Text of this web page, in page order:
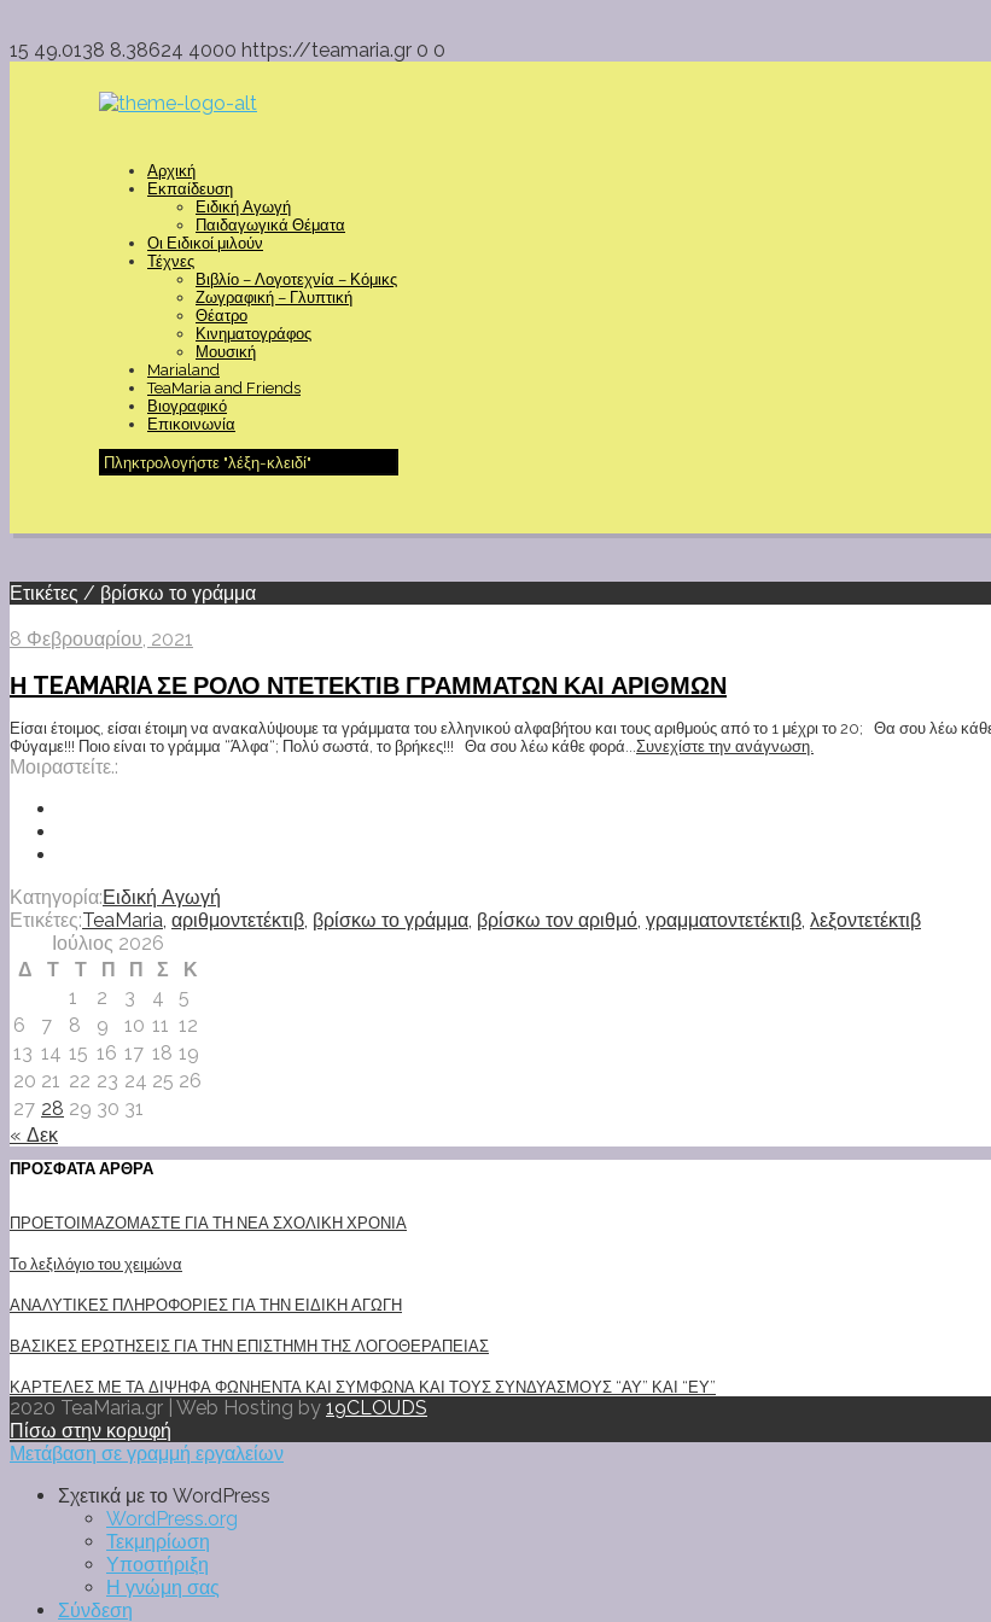
15 49.0138 8.38624 4000 https://teamaria.gr 0 0
Αρχική
Εκπαίδευση
Ειδική Αγωγή
Παιδαγωγικά Θέματα
Οι Ειδικοί μιλούν
Τέχνες
Βιβλίο – Λογοτεχνία – Κόμικς
Ζωγραφική – Γλυπτική
Θέατρο
Κινηματογράφος
Μουσική
Marialand
TeaMaria and Friends
Βιογραφικό
Επικοινωνία
Ετικέτες / βρίσκω το γράμμα
8 Φεβρουαρίου, 2021
Η TEAMARIA ΣΕ ΡΟΛΟ ΝΤΕΤΕΚΤΙΒ ΓΡΑΜΜΑΤΩΝ ΚΑΙ ΑΡΙΘΜΩΝ
Είσαι έτοιμος, είσαι έτοιμη να ανακαλύψουμε τα γράμματα του ελληνικού αλφαβήτου και τους αριθμούς από το 1 μέχρι το 20; Θα σου λέω
Φύγαμε!!! Ποιο είναι το γράμμα “Άλφα“; Πολύ σωστά, το βρήκες!!! Θα σου λέω κάθε φορά...Συνεχίστε την ανάγνωση.
Μοιραστείτε.:
Κατηγορία:Ειδική Αγωγή
Ετικέτες:TeaMaria, αριθμοντετέκτιβ, βρίσκω το γράμμα, βρίσκω τον αριθμό, γραμματοντετέκτιβ, λεξοντετέκτιβ
Ιούλιος 2026
Δ
Τ Τ Π Π Σ
Κ
1
2 3 4
5
6
7 8 9 10 11 12
13 14 15 16 17 18 19
20 21 22 23 24 25 26
27 28 29 30 31
« Δεκ
ΠΡΟΣΦΑΤΑ ΑΡΘΡΑ
ΠΡΟΕΤΟΙΜΑΖΟΜΑΣΤΕ ΓΙΑ ΤΗ ΝΕΑ ΣΧΟΛΙΚΗ ΧΡΟΝΙΑ
Το λεξιλόγιο του χειμώνα
ΑΝΑΛΥΤΙΚΕΣ ΠΛΗΡΟΦΟΡΙΕΣ ΓΙΑ ΤΗΝ ΕΙΔΙΚΗ ΑΓΩΓΗ
ΒΑΣΙΚΕΣ ΕΡΩΤΗΣΕΙΣ ΓΙΑ ΤΗΝ ΕΠΙΣΤΗΜΗ ΤΗΣ ΛΟΓΟΘΕΡΑΠΕΙΑΣ
ΚΑΡΤΕΛΕΣ ΜΕ ΤΑ ΔΙΨΗΦΑ ΦΩΝΗΕΝΤΑ ΚΑΙ ΣΥΜΦΩΝΑ ΚΑΙ ΤΟΥΣ ΣΥΝΔΥΑΣΜΟΥΣ “ΑΥ” ΚΑΙ “ΕΥ”
2020 TeaMaria.gr | Web Hosting by 19CLOUDS
Πίσω στην κορυφή
Μετάβαση σε γραμμή εργαλείων
Σχετικά με το WordPress
WordPress.org
Τεκμηρίωση
Υποστήριξη
Η γνώμη σας
Σύνδεση